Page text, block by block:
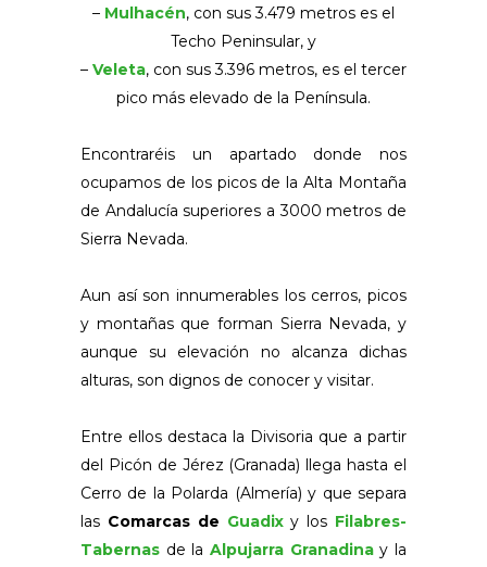
– Mulhacén, con sus 3.479 metros es el
Techo Peninsular, y
– Veleta, con sus 3.396 metros, es el tercer
pico más elevado de la Península.
Encontraréis un apartado donde nos
ocupamos de los picos de la Alta Montaña
de Andalucía superiores a 3000 metros de
Sierra Nevada.
Aun así son innumerables los cerros, picos
y montañas que forman Sierra Nevada, y
aunque su elevación no alcanza dichas
alturas, son dignos de conocer y visitar.
Entre ellos destaca la Divisoria que a partir
del Picón de Jérez (Granada) llega hasta el
Cerro de la Polarda (Almería) y que separa
las Comarcas de Guadixy los Filabres-
Tabernas de la Alpujarra Granadinay la